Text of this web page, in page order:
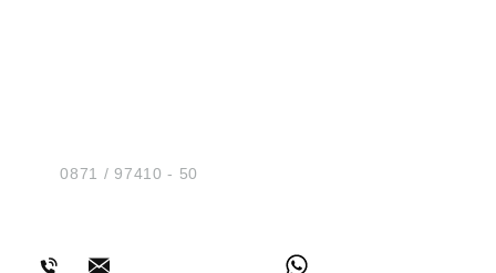
Tel.:0871 / 97410 - 50